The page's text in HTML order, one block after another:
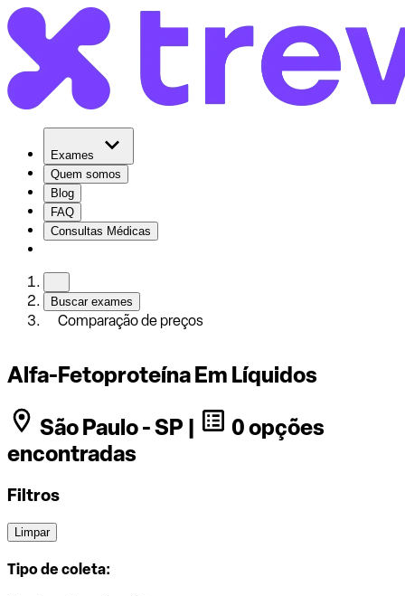
Exames
Quem somos
Blog
FAQ
Consultas Médicas
Buscar exames
Comparação de preços
Alfa-Fetoproteína Em Líquidos
São Paulo - SP |
0 opções
encontradas
Filtros
Limpar
Tipo de coleta: